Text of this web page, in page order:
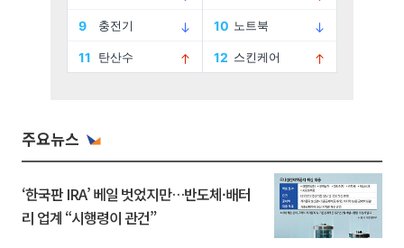
주요뉴스
‘한국판 IRA’ 베일 벗었지만…반도체·배터
리 업계 “시행령이 관건”